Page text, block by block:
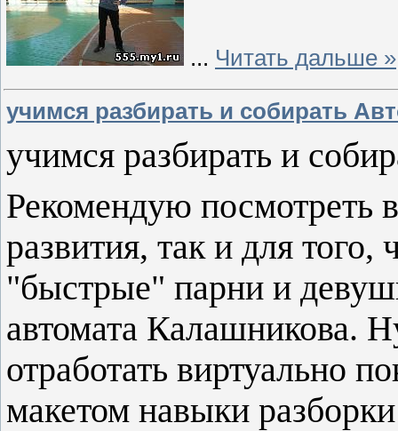
... Читать дальше »
учимся разбирать и собирать
учимся разбирать и
Рекомендую посмотреть
развития, так и для того,
"быстрые" парни и
автомата Калашникова.
отработать виртуально
макетом навыки